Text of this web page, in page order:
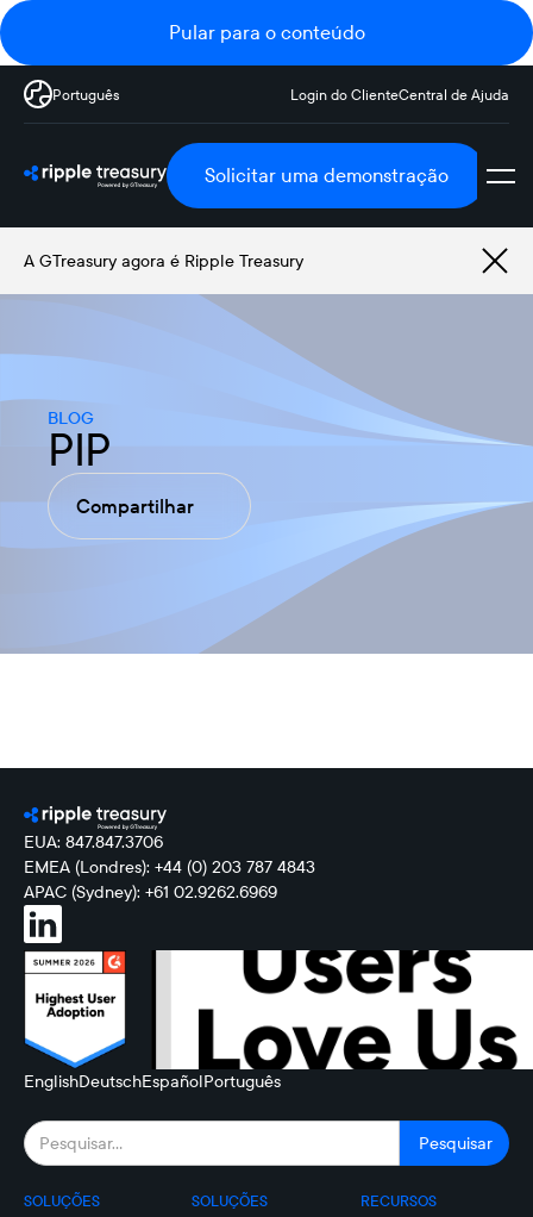
Pular para o conteúdo
Português Login do ClienteCentral de Ajuda
Solicitar uma demonstração
A GTreasury agora é Ripple Treasury
BLOG
PIP
Compartilhar
EUA: 847.847.3706
EMEA (Londres): +44 (0) 203 787 4843
APAC (Sydney): +61 02.9262.6969
EnglishDeutschEspañolPortuguês
SOLUÇÕES SOLUÇÕES RECURSOS